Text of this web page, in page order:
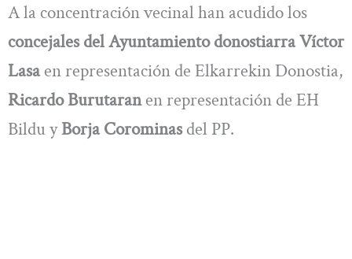
A la concentración vecinal han acudido los
concejales del Ayuntamiento donostiarra Víctor
Lasaen representación de Elkarrekin Donostia,
Ricardo Burutaranen representación de EH
Bildu yBorja Corominasdel PP.